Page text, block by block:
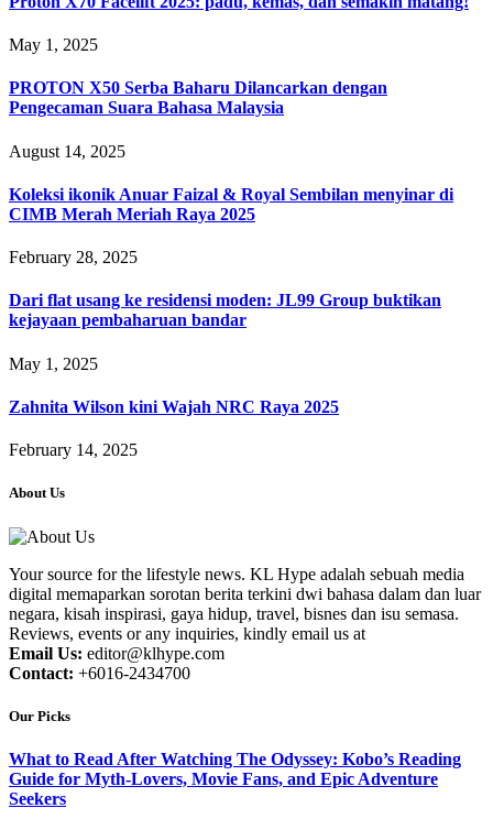
May 1, 2025
PROTON X50 Serba Baharu Dilancarkan dengan
Pengecaman Suara Bahasa Malaysia
August 14, 2025
Koleksi ikonik Anuar Faizal & Royal Sembilan menyinar di
CIMB Merah Meriah Raya 2025
February 28, 2025
Dari flat usang ke residensi moden: JL99 Group buktikan
kejayaan pembaharuan bandar
May 1, 2025
Zahnita Wilson kini Wajah NRC Raya 2025
February 14, 2025
About Us
Your source for the lifestyle news. KL Hype adalah sebuah media
digital memaparkan sorotan berita terkini dwi bahasa dalam dan luar
negara, kisah inspirasi, gaya hidup, travel, bisnes dan isu semasa.
Reviews, events or any inquiries, kindly email us at
Email Us: editor@klhype.com
Contact: +6016-2434700
Our Picks
What to Read After Watching The Odyssey: Kobo’s Reading
Guide for Myth-Lovers, Movie Fans, and Epic Adventure
Seekers